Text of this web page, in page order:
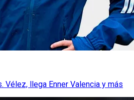
Vélez, llega Enner Valencia y más